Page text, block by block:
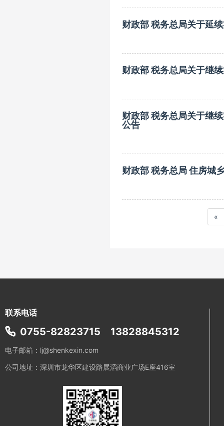
财政部 税务总局关于延
财政部 税务总局关于继
财政部 税务总局关于继
公告
财政部 税务总局 住房城
«
联系电话
0755-82823715 13828845312
电子邮箱：lj@shenkexin.com
公司地址：深圳市龙华区建设路展滔商业广场E座416室